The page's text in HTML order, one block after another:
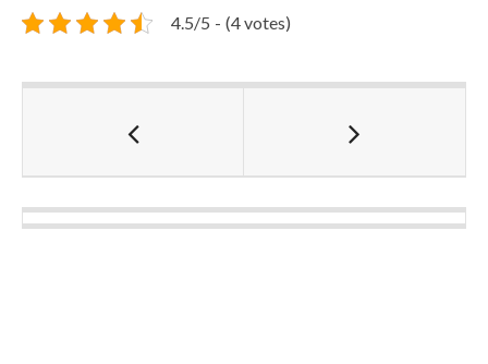
4.5/5 - (4 votes)